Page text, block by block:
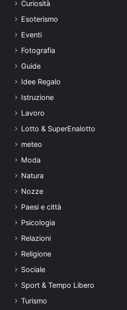
Curiosità
Esoterismo
Eventi
Fotografia
Guide
Idee Regalo
Istruzione
Lavoro
Lotto & SuperEnalotto
meteo
Moda
Natura
Nozze
Paesi e città
Psicologia
Relazioni
Religione
Sociale
Sport & Tempo Libero
Turismo